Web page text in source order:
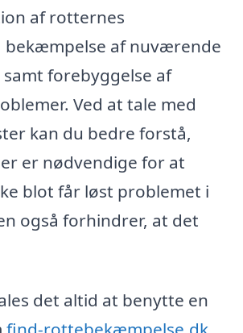
af rotternes
bekæmpelse af nuværende
forebyggelse af
Ved at tale med
kan du bedre forstå,
er nødvendige for at
blot får løst problemet i
også forhindrer, at det
det altid at benytte en